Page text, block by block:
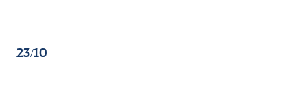
23/10